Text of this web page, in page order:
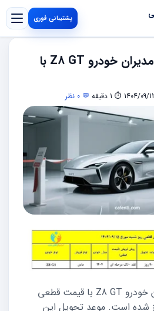
پشتیبانی فوری
فروش فوق العاده مدیران خودرو Z8 GT با
⏱ 1 دقیقه 💬 0 نظر
فروش فوق‌العاده مدیران خودرو Z8 GT با قیمت قطعی
ریال آغاز شده است. موعد تحویل این